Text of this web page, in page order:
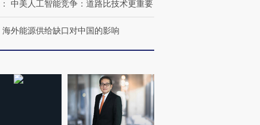
： 中美人工智能竞争：道路比技术更重要
海外能源供给缺口对中国的影响